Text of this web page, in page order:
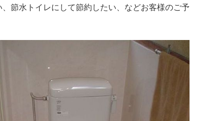
節水トイレにして節約したい、などお客様のご予